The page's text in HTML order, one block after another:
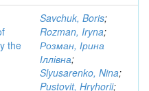
the
Savchuk, Boris;
Rozman, Iryna;
Розман, Ірина
Іллівна;
Slyusarenko, Nina;
Pustovit, Hryhorii;